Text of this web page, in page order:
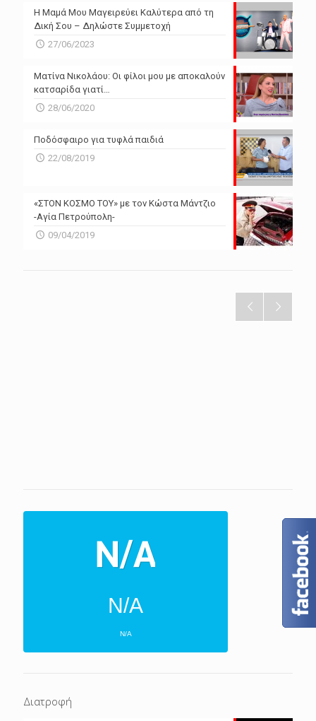
Η Μαμά Μου Μαγειρεύει Καλύτερα από τη
Δική Σου – Δηλώστε Συμμετοχή
27/06/2023
Ματίνα Νικολάου: Οι φίλοι μου με αποκαλούν
κατσαρίδα γιατί…
28/06/2020
Ποδόσφαιρο για τυφλά παιδιά
22/08/2019
«ΣΤΟΝ ΚΟΣΜΟ ΤΟΥ» με τον Κώστα Μάντζιο
-Αγία Πετρούπολη-
09/04/2019
N/A
N/A
Διατροφή